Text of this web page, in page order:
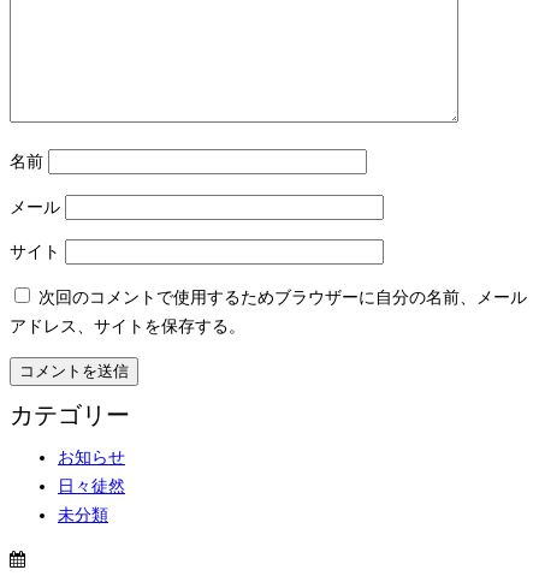
名前
メール
サイト
次回のコメントで使用するためブラウザーに自分の名前、メール
アドレス、サイトを保存する。
カテゴリー
お知らせ
日々徒然
未分類